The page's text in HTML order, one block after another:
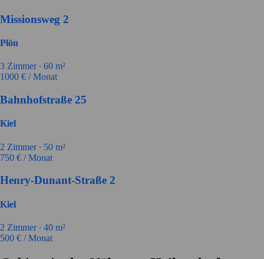
Missionsweg 2
Plön
3 Zimmer ∙ 60 m²
1000 € / Monat
Bahnhofstraße 25
Kiel
2 Zimmer ∙ 50 m²
750 € / Monat
Henry-Dunant-Straße 2
Kiel
2 Zimmer ∙ 40 m²
500 € / Monat